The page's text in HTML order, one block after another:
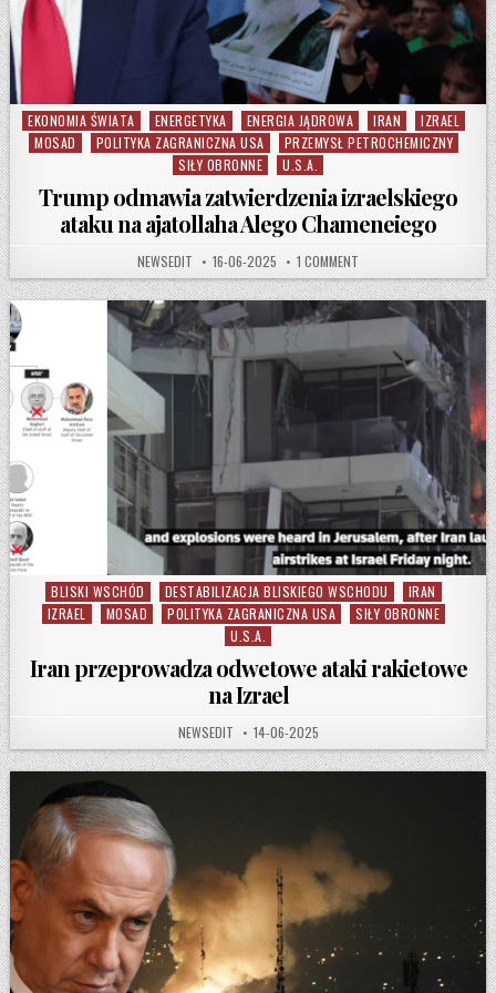
Posted in
EKONOMIA ŚWIATA ENERGETYKA ENERGIA JĄDROWA IRAN
IZRAEL
MOSAD
POLITYKA ZAGRANICZNA USA
PRZEMYSŁ PETROCHEMICZNY
SIŁY OBRONNE
U.S.A.
Trump odmawia zatwierdzenia izraelskiego
ataku na ajatollaha Alego Chameneiego
AUTHOR:
NEWSEDIT PUBLISHED DATE:
16-06-2025 1 COMMENT ON TRUMP ODMAWIA
Posted in
BLISKI WSCHÓD DESTABILIZACJA BLISKIEGO WSCHODU
IRAN
IZRAEL
MOSAD POLITYKA ZAGRANICZNA USA
SIŁY OBRONNE
U.S.A.
Iran przeprowadza odwetowe ataki rakietowe
na Izrael
AUTHOR:
NEWSEDIT PUBLISHED DATE:
14-06-2025